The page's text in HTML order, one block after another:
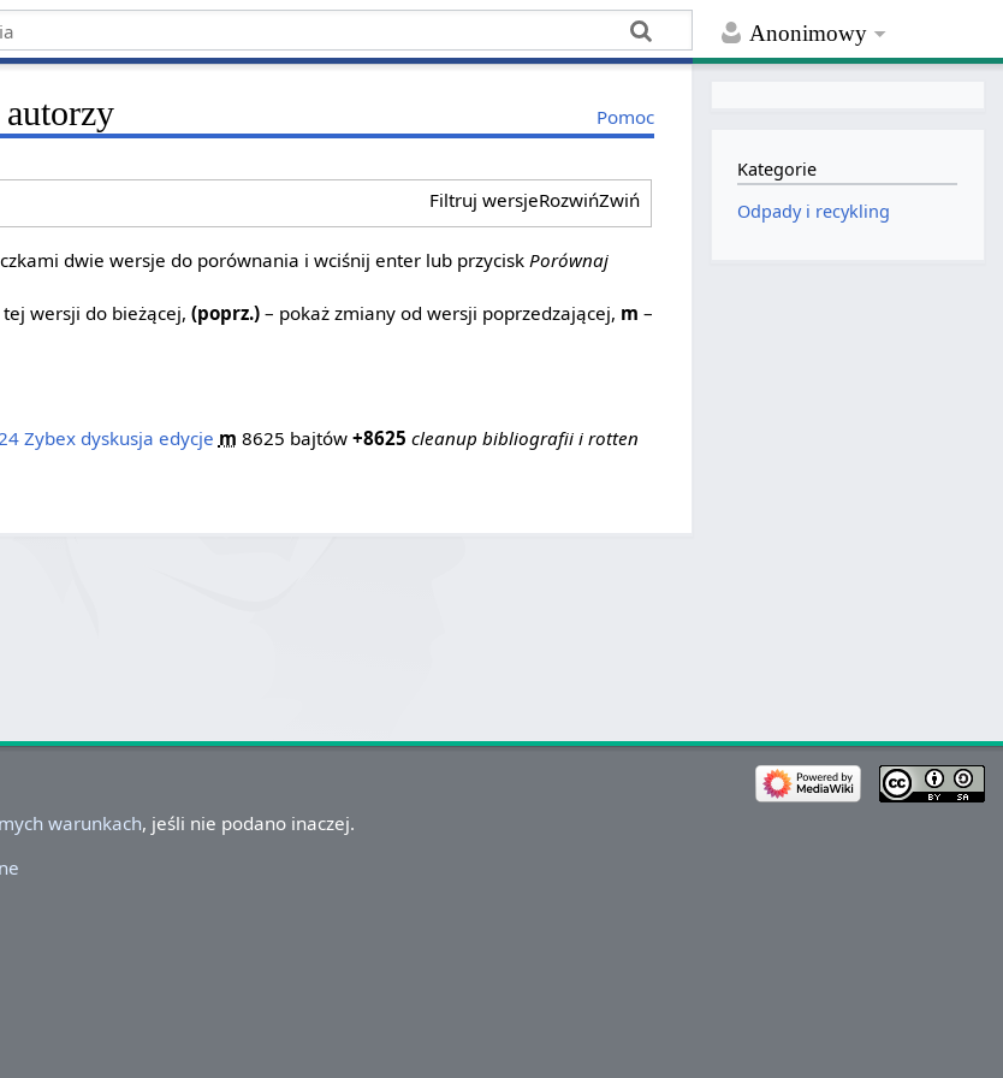
Anonimowy
Pomoc
Filtruj wersjeRozwińZwiń
dwie wersje do porównania i wciśnij enter lub przycisk Porównaj
tej wersji do bieżącej,(poprz.) – pokaż zmiany od wersji poprzedzającej, m –
‎ Zybex dyskusja edycje m 8625 bajtów +8625 cleanup bibliografii i rotten
Kategorie
Odpady i recykling
warunkach, jeśli nie podano inaczej.